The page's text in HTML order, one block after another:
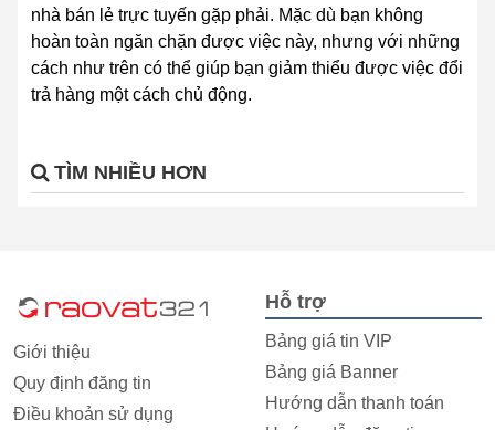
nhà bán lẻ trực tuyến gặp phải. Mặc dù bạn không
hoàn toàn ngăn chặn được việc này, nhưng với những
cách như trên có thể giúp bạn giảm thiểu được việc đổi
trả hàng một cách chủ động.
TÌM NHIỀU HƠN
Giới thiệu
Quy định đăng tin
Điều khoản sử dụng
Hỗ trợ
Bảng giá tin VIP
Bảng giá Banner
Hướng dẫn thanh toán